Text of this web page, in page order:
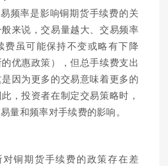
频率是影响铜期货手续费的关
来说，交易量越大、交易频率
费虽可能保持不变或略有下降
的优惠政策），但总手续费支出
因为更多的交易意味着更多的
，投资者在制定交易策略时，
量和频率对手续费的影响。
铜期货手续费的政策存在差